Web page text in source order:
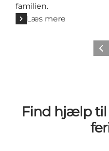
familien.
Læs mere
Find hjælp